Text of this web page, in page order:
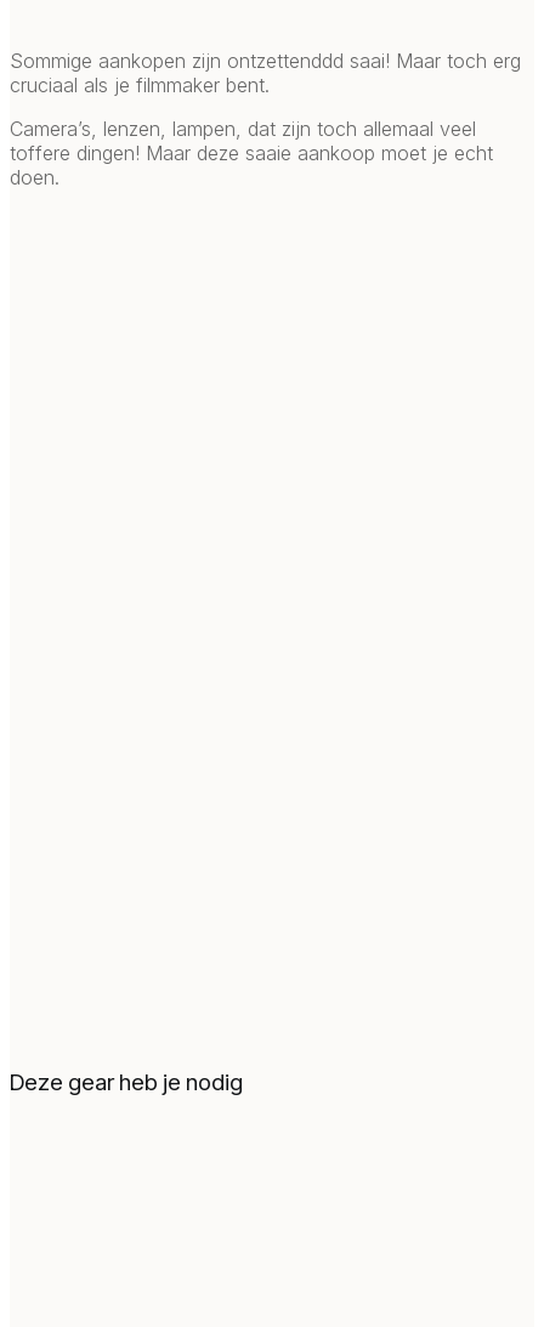
Sommige aankopen zijn ontzettenddd saai! Maar toch erg
cruciaal als je filmmaker bent.
Camera’s, lenzen, lampen, dat zijn toch allemaal veel
toffere dingen! Maar deze saaie aankoop moet je echt
doen.
Deze gear heb je nodig